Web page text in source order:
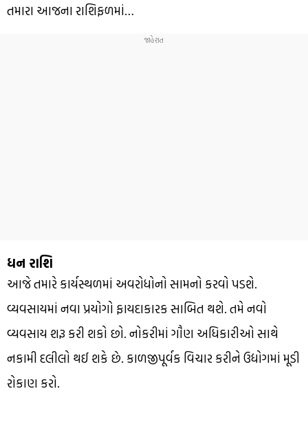
તમારા આજના રાશિફળમાં…
ધન રાશિ
આજે તમારે કાર્યસ્થળમાં અવરોધોનો સામનો કરવો પડશે.
વ્યવસાયમાં નવા પ્રયોગો ફાયદાકારક સાબિત થશે. તમે નવો
વ્યવસાય શરૂ કરી શકો છો. નોકરીમાં ગૌણ અધિકારીઓ સાથે
નકામી દલીલો થઈ શકે છે. કાળજીપૂર્વક વિચાર કરીને ઉદ્યોગમાં મૂડી
રોકાણ કરો.